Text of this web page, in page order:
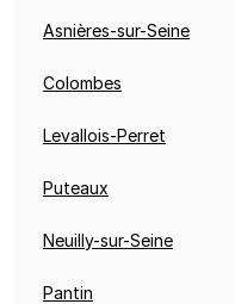
Asnières-sur-Seine
Colombes
Levallois-Perret
Puteaux
Neuilly-sur-Seine
Pantin